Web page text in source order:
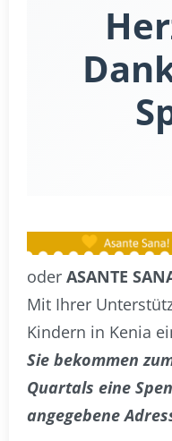
oder ASANTE
Mit Ihrer
Kindern in Kenia
Sie bekommen
Quartals eine
angegebene